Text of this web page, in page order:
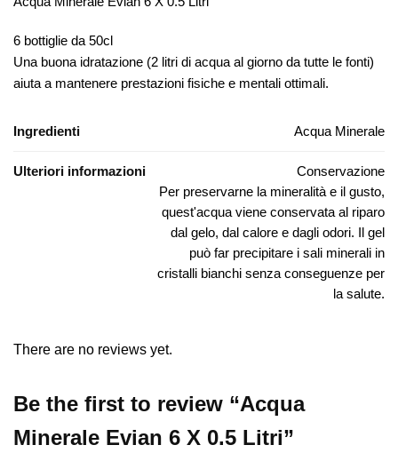
6 bottiglie da 50cl
Una buona idratazione (2 litri di acqua al giorno da tutte le fonti)
aiuta a mantenere prestazioni fisiche e mentali ottimali.
Ingredienti Acqua Minerale
Ulteriori informazioni
Conservazione
Per preservarne la mineralità e il gusto,
quest'acqua viene conservata al riparo
dal gelo, dal calore e dagli odori. Il gel
può far precipitare i sali minerali in
cristalli bianchi senza conseguenze per
la salute.
There are no reviews yet.
Be the first to review “Acqua
Minerale Evian 6 X 0.5 Litri”